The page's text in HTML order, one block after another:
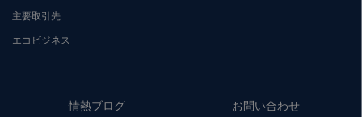
主要取引先
エコビジネス
情熱ブログ お問い合わせ